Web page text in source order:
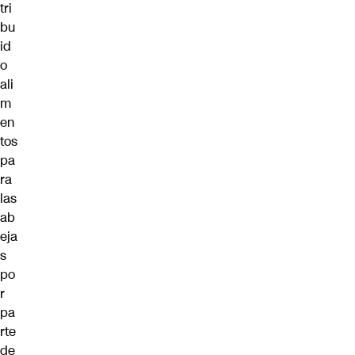
tri
bu
id
o
ali
m
en
tos
pa
ra
las
ab
eja
s
po
r
pa
rte
de